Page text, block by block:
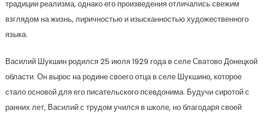
традиции реализма, однако его произведения отличались свежим
взглядом на жизнь, лиричностью и изысканностью художественного
языка.
Василий Шукшин родился 25 июля 1929 года в селе Сватово Донецкой
области. Он вырос на родине своего отца в селе Шукшино, которое
стало основой для его писательского псевдонима. Будучи сиротой с
ранних лет, Василий с трудом учился в школе, но благодаря своей